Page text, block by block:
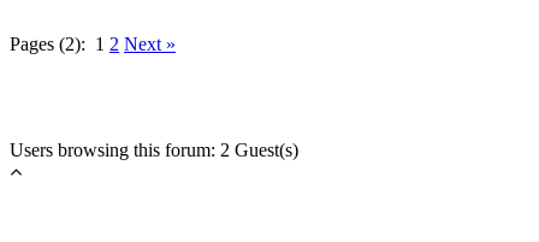
Pages (2): 1 2 Next »
Users browsing this forum: 2 Guest(s)